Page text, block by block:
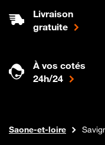
Livraison
gratuite
À vos cotés
24h/24
Boutique Orange
Internet fibreBourgogne-franche-comte
Saone-et-loire